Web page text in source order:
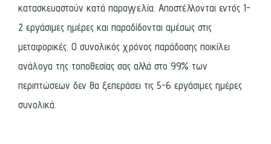
κατασκευαστούν κατά παραγγελία. Αποστέλλονται εντός 1-
2 εργάσιμες ημέρες και παραδίδονται αμέσως στις
μεταφορικές. Ο συνολικός χρόνος παράδοσης ποικίλει
ανάλογα της τοποθεσίας σας αλλά στο 99% των
περιπτώσεων δεν θα ξεπεράσει τις 5-6 εργάσιμες ημέρες
συνολικά.